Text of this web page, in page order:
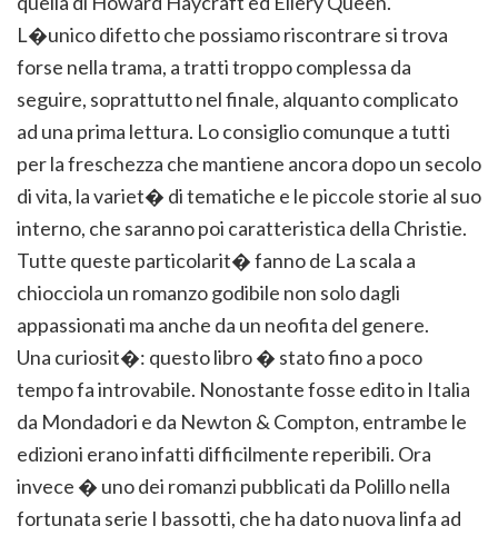
L�unico difetto che possiamo riscontrare si trova
forse nella trama, a tratti troppo complessa da
seguire, soprattutto nel finale, alquanto complicato
ad una prima lettura. Lo consiglio comunque a tutti
per la freschezza che mantiene ancora dopo un secolo
di vita, la variet� di tematiche e le piccole storie al suo
interno, che saranno poi caratteristica della Christie.
Tutte queste particolarit� fanno de La scala a
chiocciola un romanzo godibile non solo dagli
appassionati ma anche da un neofita del genere.
Una curiosit�: questo libro � stato fino a poco
tempo fa introvabile. Nonostante fosse edito in Italia
da Mondadori e da Newton & Compton, entrambe le
edizioni erano infatti difficilmente reperibili. Ora
invece � uno dei romanzi pubblicati da Polillo nella
fortunata serie I bassotti, che ha dato nuova linfa ad